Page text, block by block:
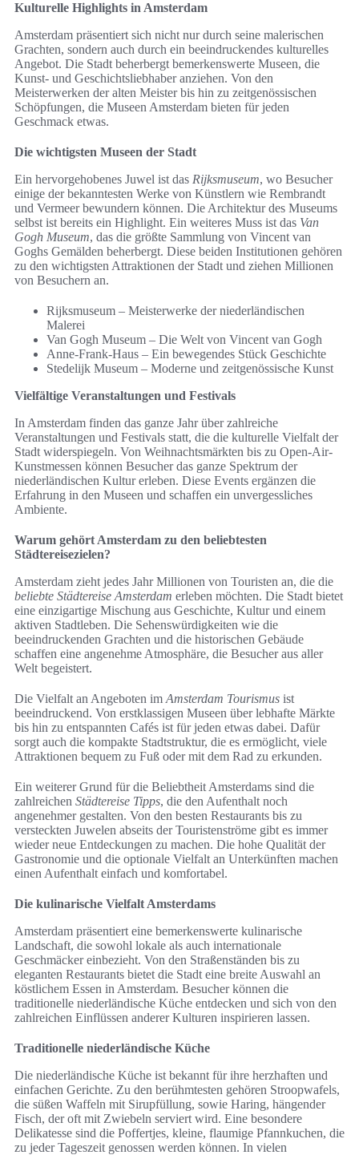
Kulturelle Highlights in Amsterdam
Amsterdam präsentiert sich nicht nur durch seine malerischen
Grachten, sondern auch durch ein beeindruckendes kulturelles
Angebot. Die Stadt beherbergt bemerkenswerte Museen, die
Kunst- und Geschichtsliebhaber anziehen. Von den
Meisterwerken der alten Meister bis hin zu zeitgenössischen
Schöpfungen, die Museen Amsterdam bieten für jeden
Geschmack etwas.
Die wichtigsten Museen der Stadt
Ein hervorgehobenes Juwel ist das Rijksmuseum, wo Besucher
einige der bekanntesten Werke von Künstlern wie Rembrandt
und Vermeer bewundern können. Die Architektur des Museums
selbst ist bereits ein Highlight. Ein weiteres Muss ist das Van
Gogh Museum, das die größte Sammlung von Vincent van
Goghs Gemälden beherbergt. Diese beiden Institutionen gehören
zu den wichtigsten Attraktionen der Stadt und ziehen Millionen
von Besuchern an.
Rijksmuseum – Meisterwerke der niederländischen
Malerei
Van Gogh Museum – Die Welt von Vincent van Gogh
Anne-Frank-Haus – Ein bewegendes Stück Geschichte
Stedelijk Museum – Moderne und zeitgenössische Kunst
Vielfältige Veranstaltungen und Festivals
In Amsterdam finden das ganze Jahr über zahlreiche
Veranstaltungen und Festivals statt, die die kulturelle Vielfalt der
Stadt widerspiegeln. Von Weihnachtsmärkten bis zu Open-Air-
Kunstmessen können Besucher das ganze Spektrum der
niederländischen Kultur erleben. Diese Events ergänzen die
Erfahrung in den Museen und schaffen ein unvergessliches
Ambiente.
Warum gehört Amsterdam zu den beliebtesten
Städtereisezielen?
Amsterdam zieht jedes Jahr Millionen von Touristen an, die die
beliebte Städtereise Amsterdam erleben möchten. Die Stadt bietet
eine einzigartige Mischung aus Geschichte, Kultur und einem
aktiven Stadtleben. Die Sehenswürdigkeiten wie die
beeindruckenden Grachten und die historischen Gebäude
schaffen eine angenehme Atmosphäre, die Besucher aus aller
Welt begeistert.
Die Vielfalt an Angeboten im Amsterdam Tourismus ist
beeindruckend. Von erstklassigen Museen über lebhafte Märkte
bis hin zu entspannten Cafés ist für jeden etwas dabei. Dafür
sorgt auch die kompakte Stadtstruktur, die es ermöglicht, viele
Attraktionen bequem zu Fuß oder mit dem Rad zu erkunden.
Ein weiterer Grund für die Beliebtheit Amsterdams sind die
zahlreichen Städtereise Tipps, die den Aufenthalt noch
angenehmer gestalten. Von den besten Restaurants bis zu
versteckten Juwelen abseits der Touristenströme gibt es immer
wieder neue Entdeckungen zu machen. Die hohe Qualität der
Gastronomie und die optionale Vielfalt an Unterkünften machen
einen Aufenthalt einfach und komfortabel.
Die kulinarische Vielfalt Amsterdams
Amsterdam präsentiert eine bemerkenswerte kulinarische
Landschaft, die sowohl lokale als auch internationale
Geschmäcker einbezieht. Von den Straßenständen bis zu
eleganten Restaurants bietet die Stadt eine breite Auswahl an
köstlichem Essen in Amsterdam. Besucher können die
traditionelle niederländische Küche entdecken und sich von den
zahlreichen Einflüssen anderer Kulturen inspirieren lassen.
Traditionelle niederländische Küche
Die niederländische Küche ist bekannt für ihre herzhaften und
einfachen Gerichte. Zu den berühmtesten gehören Stroopwafels,
die süßen Waffeln mit Sirupfüllung, sowie Haring, hängender
Fisch, der oft mit Zwiebeln serviert wird. Eine besondere
Delikatesse sind die Poffertjes, kleine, flaumige Pfannkuchen, die
zu jeder Tageszeit genossen werden können. In vielen